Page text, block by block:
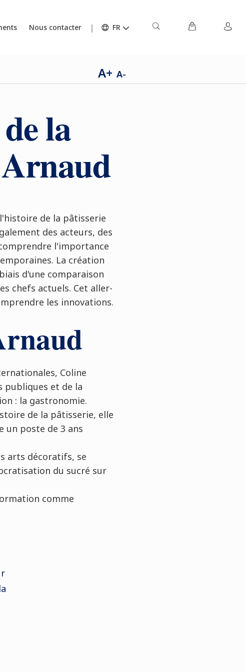
Nous contacter FR
A+ A-
la
de la pâtisserie
des acteurs, des
l'importance
La création
d'une comparaison
chefs actuels. Cet aller-
les innovations.
Coline
publiques et de la
: la gastronomie.
de la pâtisserie, elle
un poste de 3 ans
arts décoratifs, se
du sucré sur
comme